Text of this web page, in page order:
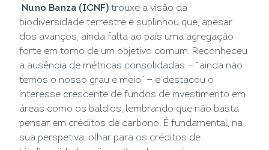
Nuno Banza (ICNF) trouxe a visão da
biodiversidade terrestre e sublinhou que, apesar
dos avanços, ainda falta ao país uma agregação
forte em torno de um objetivo comum. Reconheceu
a ausência de métricas consolidadas — “ainda não
temos o nosso grau e meio” — e destacou o
interesse crescente de fundos de investimento em
áreas como os baldios, lembrando que não basta
pensar em créditos de carbono. É fundamental, na
sua perspetiva, olhar para os créditos de